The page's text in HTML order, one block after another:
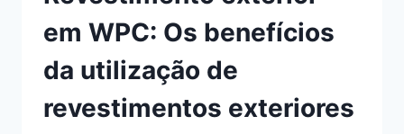
em WPC: Os benefícios
da utilização de
revestimentos exteriores